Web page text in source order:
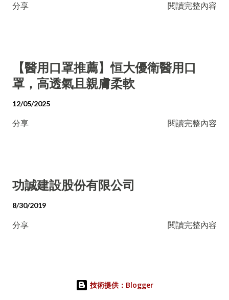
分享 閱讀完整內容
【醫用口罩推薦】恒大優衛醫用口
罩，高透氣且親膚柔軟
12/05/2025
分享 閱讀完整內容
功誠建設股份有限公司
8/30/2019
分享 閱讀完整內容
技術提供：Blogger